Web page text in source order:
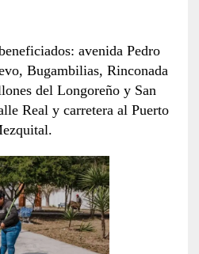
avenida Pedro
Bugambilias, Rinconada
del Longoreño y San
Real y carretera al Puerto